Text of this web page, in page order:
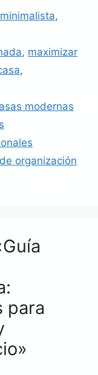
,
, maximizar
,
modernas
organización
para